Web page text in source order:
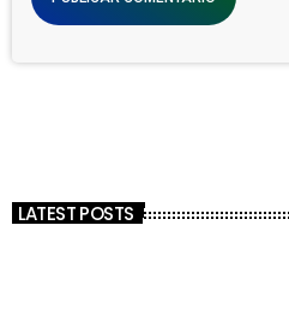
LATEST POSTS